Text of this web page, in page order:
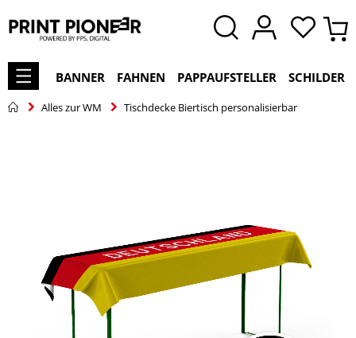
BANNER FAHNEN PAPPAUFSTELLER SCHILDER
Alles zur WM Tischdecke Biertisch personalisierbar